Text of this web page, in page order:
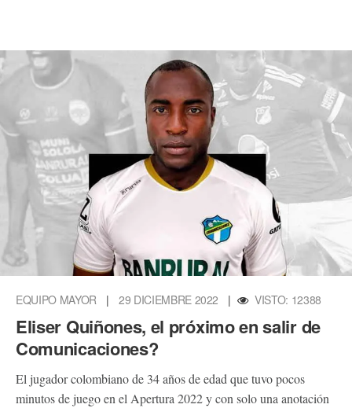
EQUIPO MAYOR | 29 DICIEMBRE 2022 | VISTO: 12388
Eliser Quiñones, el próximo en salir de
Comunicaciones?
El jugador colombiano de 34 años de edad que tuvo pocos
minutos de juego en el Apertura 2022 y con solo una anotación